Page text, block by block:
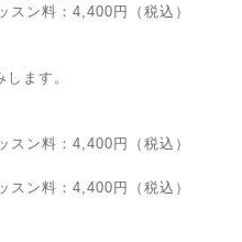
スン料：4,400円（税込）
ます。
スン料：4,400円（税込）
スン料：4,400円（税込）